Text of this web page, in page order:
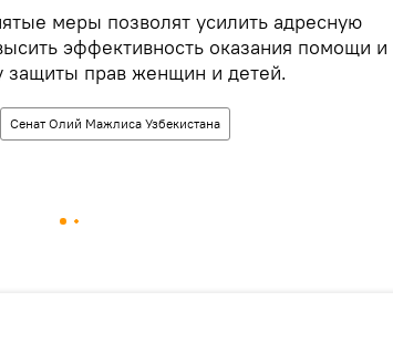
меры позволят усилить адресную
эффективность оказания помощи и
защиты прав женщин и детей.
Сенат Олий Мажлиса Узбекистана